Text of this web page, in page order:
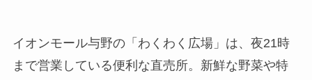
イオンモール与野の「わくわく広場」は、夜21時
まで営業している便利な直売所。新鮮な野菜や特